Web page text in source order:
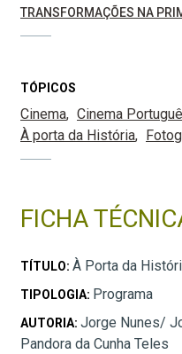
TRANSFORMAÇÕES NA
TÓPICOS
Cinema Cinema
À porta da História
FICHA
TÍTULO: À Porta da
TIPOLOGIA: Programa
AUTORIA: Jorge Nunes/
Pandora da Cunha Teles